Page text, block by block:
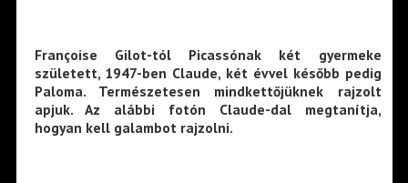
Françoise Gilot-tól Picassónak két gyermeke
született, 1947-ben Claude, két évvel később pedig
Paloma. Természetesen mindkettőjüknek rajzolt
apjuk. Az alábbi fotón Claude-dal megtanítja,
hogyan kell galambot rajzolni.